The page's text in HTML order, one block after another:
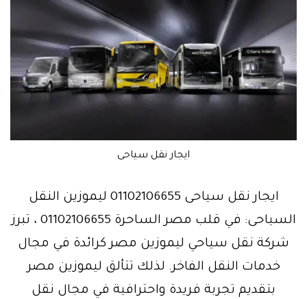
ايجار نقل سياحى
ايجار نقل سياحى 01102106655 ليموزين النقل
السياحى: في قلب مصر الساحرة 01102106655 ، تبرز
شركة نقل سياحي ليموزين مصر كرائدة في مجال
خدمات النقل الفاخر. لذلك تتألق ليموزين مصر
بتقديم تجربة فريدة واحترافية في مجال نقل